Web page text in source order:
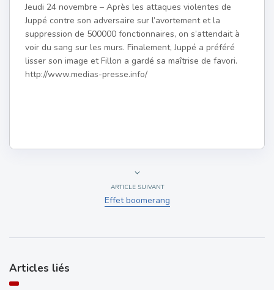
Jeudi 24 novembre – Après les attaques violentes de
Juppé contre son adversaire sur l’avortement et la
suppression de 500000 fonctionnaires, on s’attendait à
voir du sang sur les murs. Finalement, Juppé a préféré
lisser son image et Fillon a gardé sa maîtrise de favori.
http://www.medias-presse.info/
ARTICLE SUIVANT
Effet boomerang
Articles liés